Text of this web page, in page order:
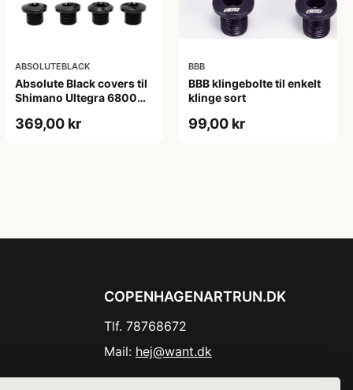
ABSOLUTEBLACK
Absolute Black covers til
Shimano Ultegra 6800
369,00 kr
BBB
BBB klingebolte til enkelt
klinge sort
99,00 kr
COPENHAGENARTRUN.DK
Tlf. 78768672
Mail: hej@want.dk